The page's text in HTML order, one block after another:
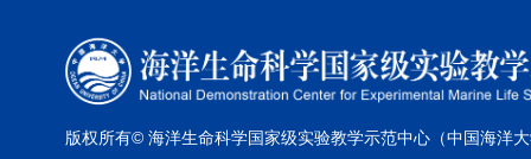
版权所有© 海洋生命科学国家级实验教学示范中心（中国海洋